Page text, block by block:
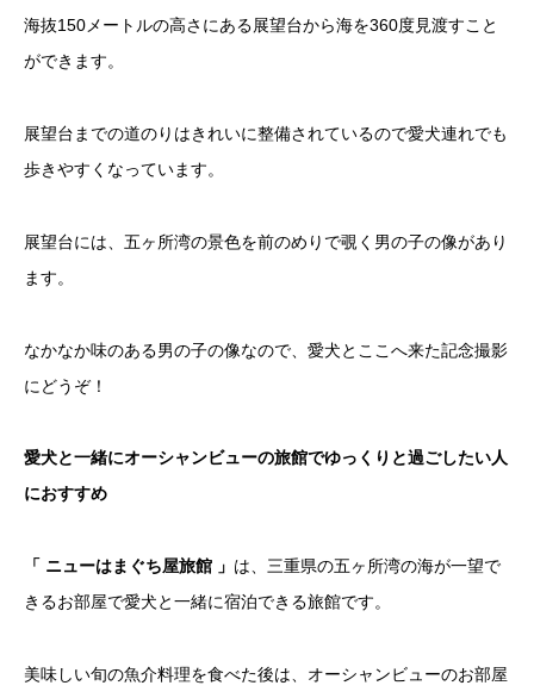
海抜150メートルの高さにある展望台から海を360度見渡すこと
ができます。
展望台までの道のりはきれいに整備されているので愛犬連れでも
歩きやすくなっています。
展望台には、五ヶ所湾の景色を前のめりで覗く男の子の像があり
ます。
なかなか味のある男の子の像なので、愛犬とここへ来た記念撮影
にどうぞ！
愛犬と一緒にオーシャンビューの旅館でゆっくりと過ごしたい人
におすすめ
「 ニューはまぐち屋旅館 」 は、三重県の五ヶ所湾の海が一望で
きるお部屋で愛犬と一緒に宿泊できる旅館です。
美味しい旬の魚介料理を食べた後は、オーシャンビューのお部屋